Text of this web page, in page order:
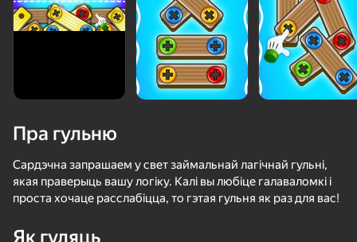
Пра гульню
Сардэчна запрашаем у свет займальнай лагічнай гульні,
якая праверыць вашу логіку. Калі вы любіце галаваломкі і
проста хочаце расслабіцца, то гэтая гульня як раз для вас!
Як гуляць